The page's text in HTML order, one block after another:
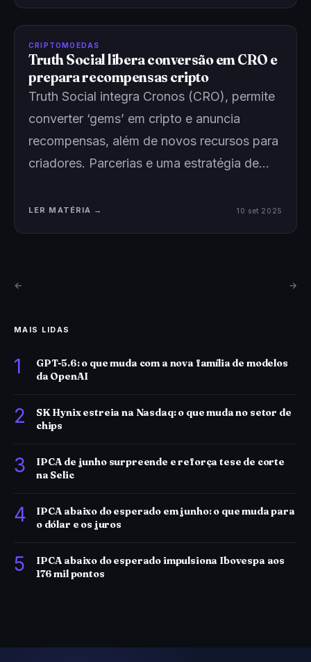
CRIPTOMOEDAS
Truth Social libera conversão em CRO e
prepara recompensas cripto
Truth Social integra Cronos (CRO), permite
converter ‘gems’ em cripto e anuncia
recompensas, além de novos recursos para
criadores. Parcerias e uma estratégia de…
LER MATÉRIA → 10 set 2025
← →
MAIS LIDAS
1
GPT-5.6: o que muda com a nova família de modelos
da OpenAI
2
SK Hynix estreia na Nasdaq: o que muda no setor de
chips
3
IPCA de junho surpreende e reforça tese de corte
na Selic
4
IPCA abaixo do esperado em junho: o que muda para
o dólar e os juros
5
IPCA abaixo do esperado impulsiona Ibovespa aos
176 mil pontos